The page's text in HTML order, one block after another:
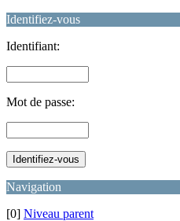
Identifiez-vous
Identifiant:
Mot de passe:
Navigation
[0] Niveau parent